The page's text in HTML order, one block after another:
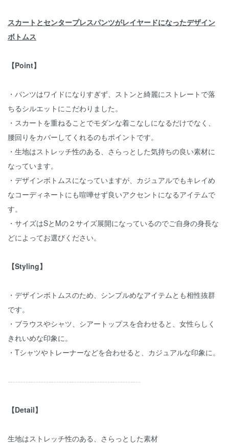
スカートとセンタープレスパンツがレイヤードになったデザイン
ボトムス
【Point】
・パンツはワイドになりすぎず、ストンと綺麗にストレートで落
ちるシルエットにこだわりました。
・スカートを重ねることでモダンな着こなしになるだけでなく、
腰回りをカバーしてくれるのもポイントです。
・生地はストレッチ性のある、さらっとした気持ちの良い素材に
なっています。
・デザインボトムスになっていますが、カジュアルでもキレイめ
なコーディネートにも喧嘩せず良いアクセントになるアイテムで
す。
・サイズはSとMの２サイズ展開になっているのでご自身の身長な
どによってお選びください。
【Styling】
・デザインボトムスのため、シンプルめなアイテムとも相性抜群
です。
・ブラウスやシャツ、シアートップスを合わせると、女性らしく
きれいめな印象に。
・Tシャツやトレーナーなどを合わせると、カジュアルな印象に。
----------------------------------------------------
【Detail】
生地はストレッチ性のある、さらっとした素材